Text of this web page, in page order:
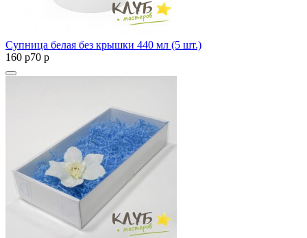
Супница белая без крышки 440 мл (5 шт.)
160 p70 p